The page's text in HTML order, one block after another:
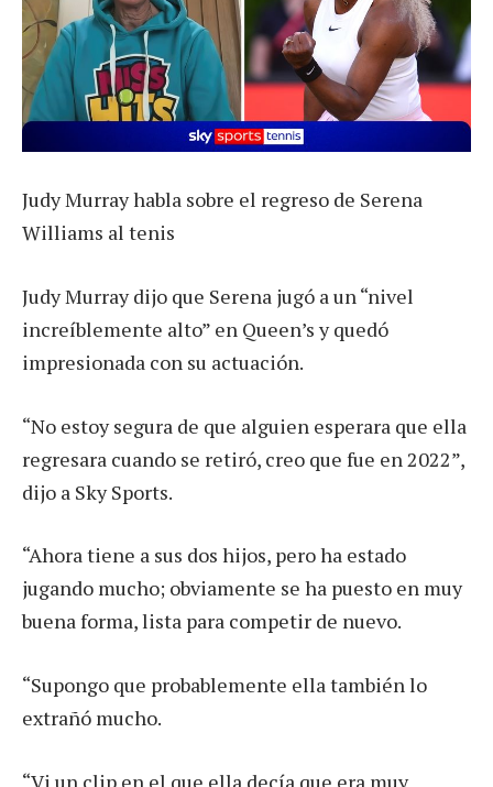
Judy Murray habla sobre el regreso de Serena
Williams al tenis
Judy Murray dijo que Serena jugó a un “nivel
increíblemente alto” en Queen’s y quedó
impresionada con su actuación.
“No estoy segura de que alguien esperara que ella
regresara cuando se retiró, creo que fue en 2022”,
dijo a Sky Sports.
“Ahora tiene a sus dos hijos, pero ha estado
jugando mucho; obviamente se ha puesto en muy
buena forma, lista para competir de nuevo.
“Supongo que probablemente ella también lo
extrañó mucho.
“Vi un clip en el que ella decía que era muy